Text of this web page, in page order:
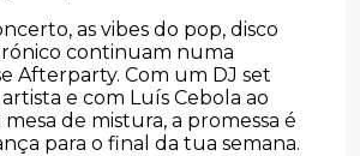
as vibes do pop, disco
continuam numa
Afterparty. Com um DJ set
e com Luís Cebola ao
de mistura, a promessa é
para o final da tua semana.